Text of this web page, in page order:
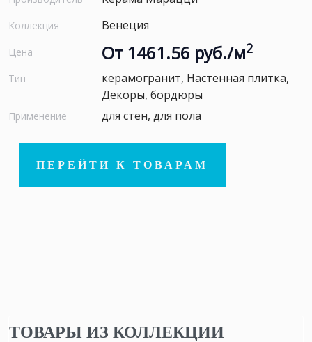
Коллекция Венеция
Цена От 1461.56 руб./м2
Тип
керамогранит, Настенная плитка,
Декоры, бордюры
Применение для стен, для пола
ПЕРЕЙТИ К ТОВАРАМ
ТОВАРЫ ИЗ КОЛЛЕКЦИИ